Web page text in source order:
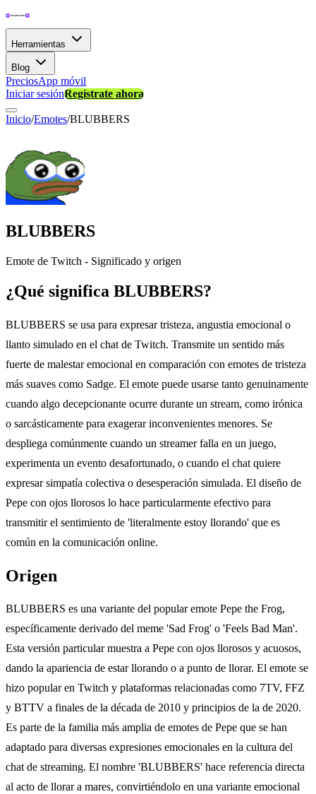
Herramientas
Blog
PreciosApp móvil
Iniciar sesiónRegístrate ahora
Inicio/Emotes/BLUBBERS
BLUBBERS
Emote de Twitch - Significado y origen
¿Qué significa BLUBBERS?
BLUBBERS se usa para expresar tristeza, angustia emocional o
llanto simulado en el chat de Twitch. Transmite un sentido más
fuerte de malestar emocional en comparación con emotes de tristeza
más suaves como Sadge. El emote puede usarse tanto genuinamente
cuando algo decepcionante ocurre durante un stream, como irónica
o sarcásticamente para exagerar inconvenientes menores. Se
despliega comúnmente cuando un streamer falla en un juego,
experimenta un evento desafortunado, o cuando el chat quiere
expresar simpatía colectiva o desesperación simulada. El diseño de
Pepe con ojos llorosos lo hace particularmente efectivo para
transmitir el sentimiento de 'literalmente estoy llorando' que es
común en la comunicación online.
Origen
BLUBBERS es una variante del popular emote Pepe the Frog,
específicamente derivado del meme 'Sad Frog' o 'Feels Bad Man'.
Esta versión particular muestra a Pepe con ojos llorosos y acuosos,
dando la apariencia de estar llorando o a punto de llorar. El emote se
hizo popular en Twitch y plataformas relacionadas como 7TV, FFZ
y BTTV a finales de la década de 2010 y principios de la de 2020.
Es parte de la familia más amplia de emotes de Pepe que se han
adaptado para diversas expresiones emocionales en la cultura del
chat de streaming. El nombre 'BLUBBERS' hace referencia directa
al acto de llorar a mares, convirtiéndolo en una variante emocional